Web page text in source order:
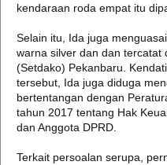
kendaraan roda empat itu
Selain itu, Ida juga
warna silver dan dan tercatat
(Setdako) Pekanbaru.
tersebut, Ida juga diduga
bertentangan dengan
tahun 2017 tentang Hak
dan Anggota DPRD.
Terkait persoalan serupa,